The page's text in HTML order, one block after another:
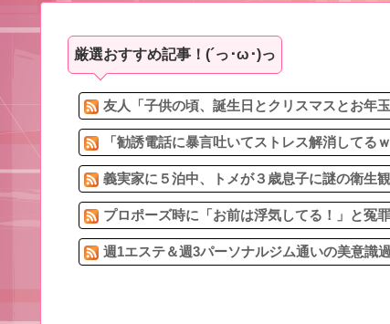
週1エステ＆週3パーソナルジム通いの美意識過剰
女性用のトイレに入る男性を犯罪扱いするなって
【最悪】イギリス人と結婚した兄「産まれてきた
【悲報】ワイ引っ越しでヤバいものも一緒に連れ
厳選おすすめ記事！(´っ･ω･)っ
友人「子供の頃、誕生日とクリスマスとお年
「勧誘電話に暴言吐いてストレス解消して
義実家に５泊中、トメが３歳息子に謎の衛生
プロポーズ時に「お前は浮気してる！」と冤
週1エステ＆週3パーソナルジム通いの美意識